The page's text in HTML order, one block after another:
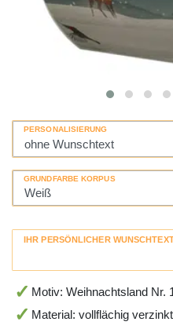
PERSONALISIERUNG
GRUNDFARBE KORPUS
IHR PERSÖNLICHER
Motiv: Weihnachtsland Nr.
Material: vollflächig